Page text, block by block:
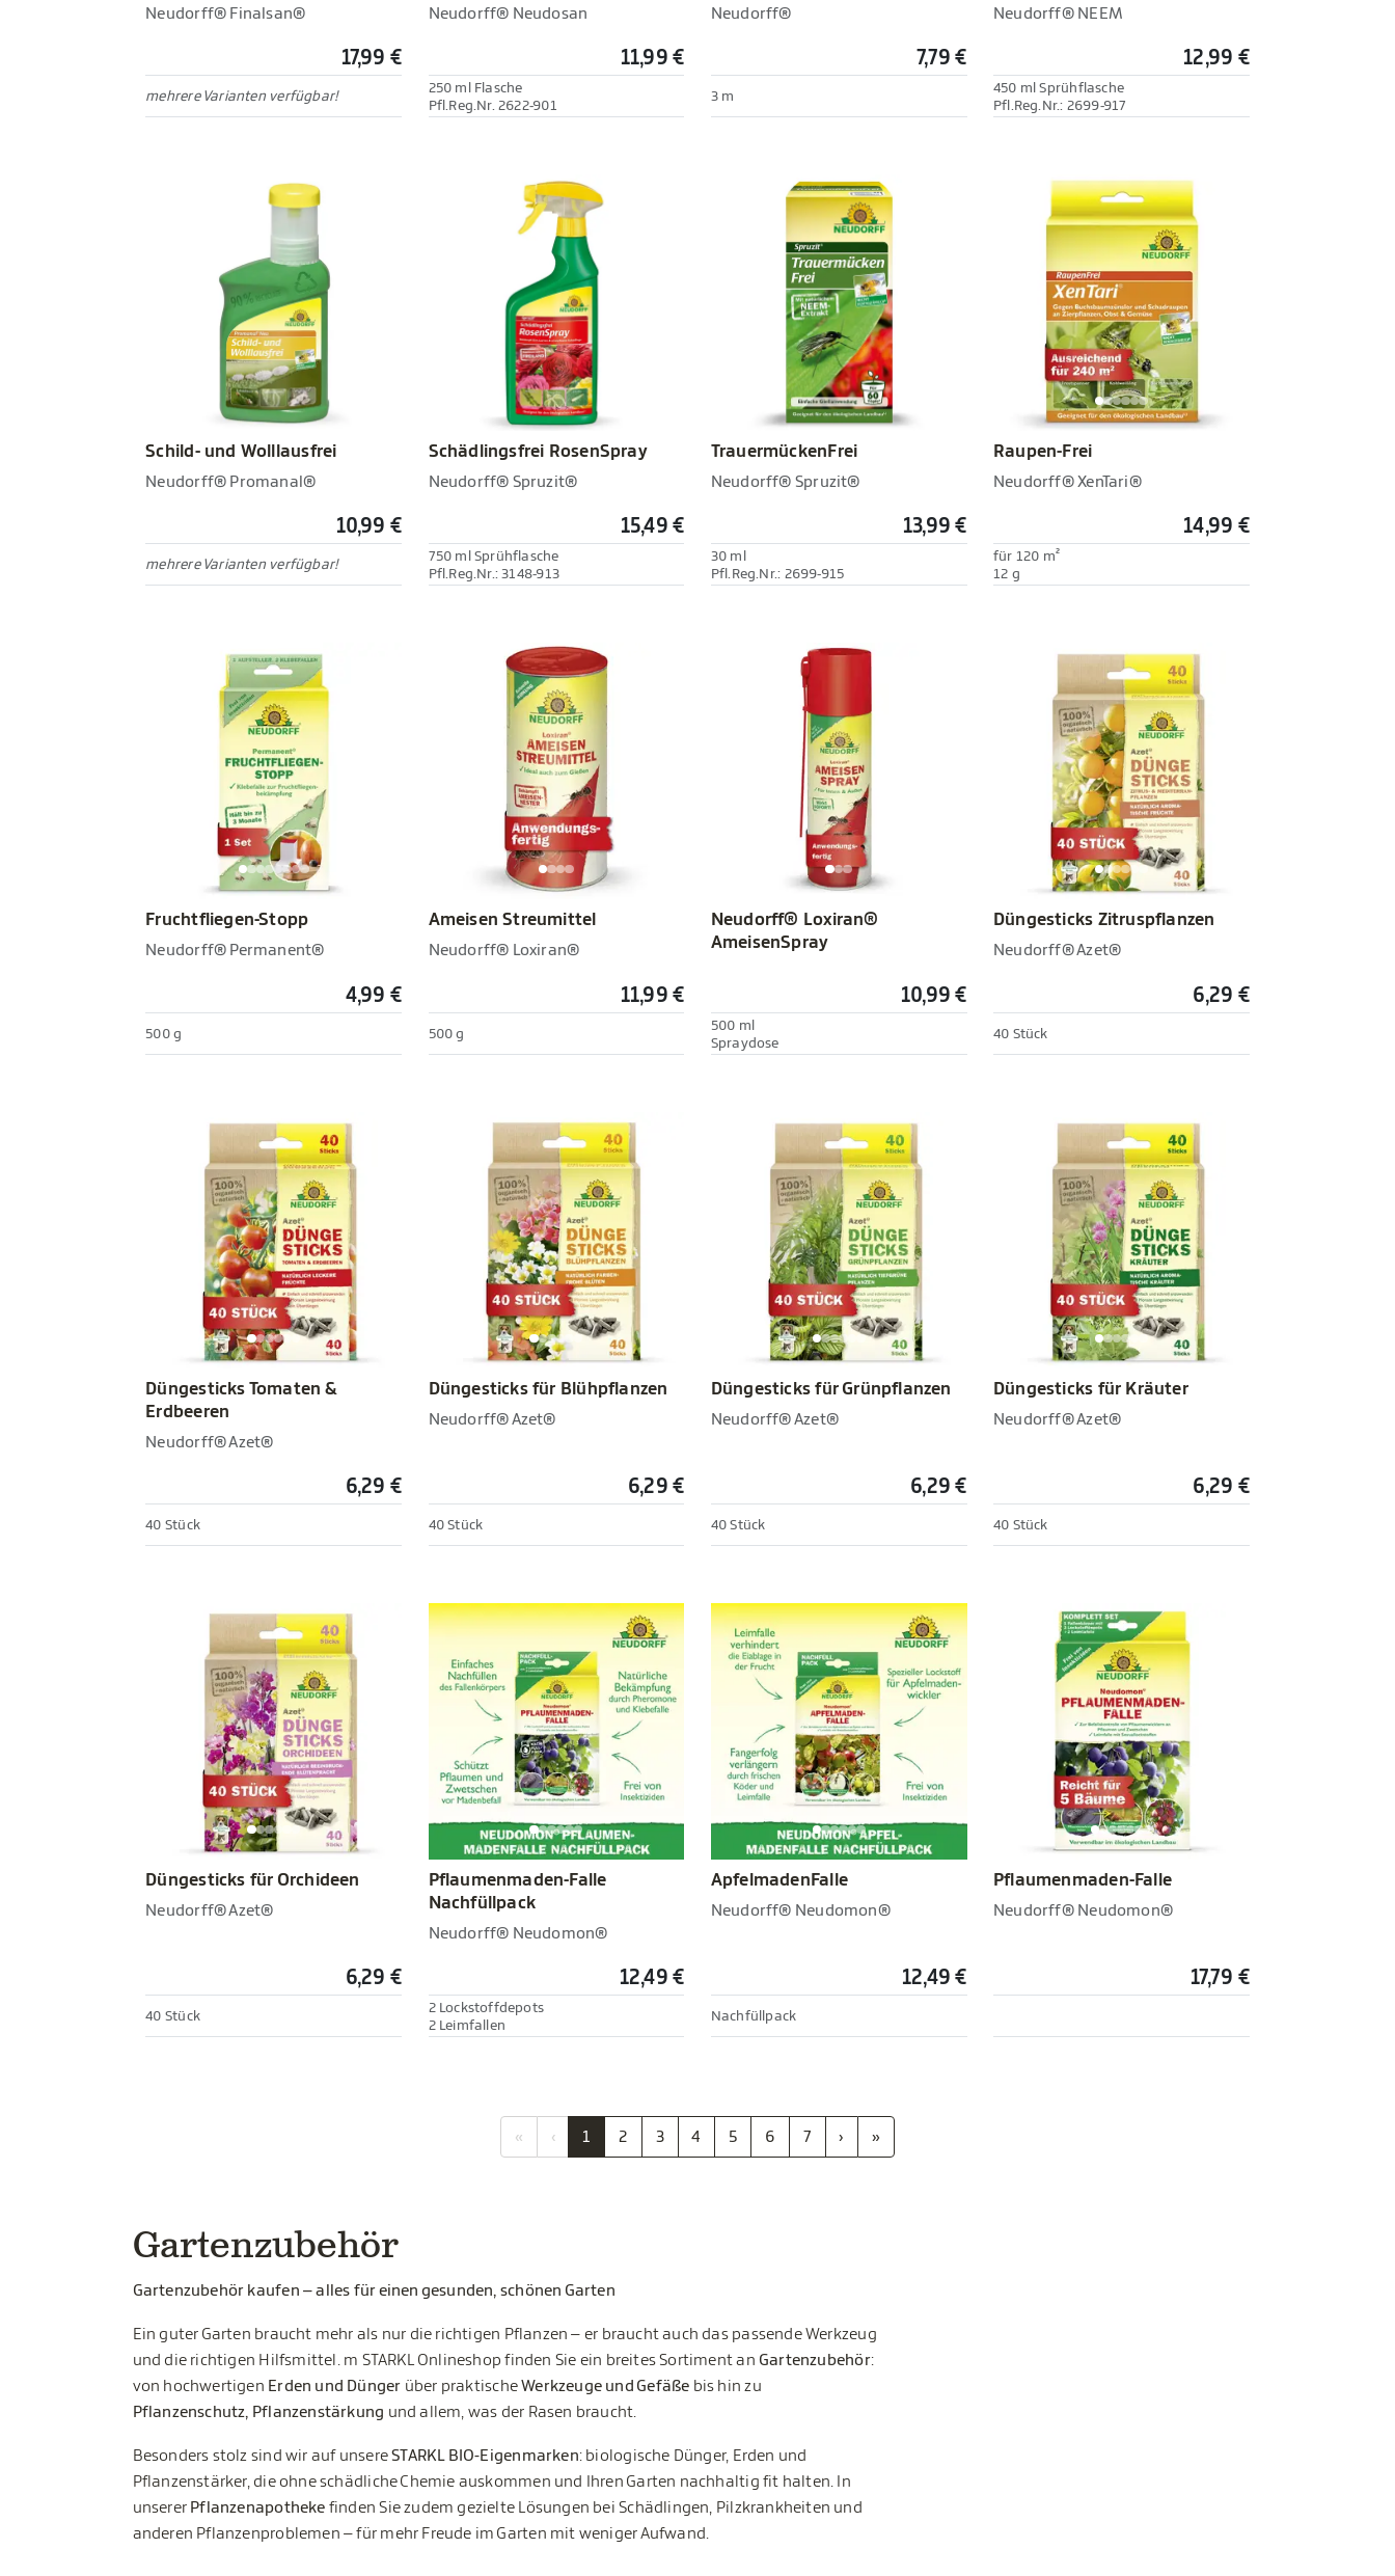
Neudorff® Finalsan®
17,99 €
mehrere Varianten verfügbar!
Neudorff® Neudosan
11,99 €
250 ml Flasche
Pfl.Reg.Nr. 2622-901
Neudorff®
7,79 €
3 m
Neudorff® NEEM
12,99 €
450 ml Sprühflasche
Pfl.Reg.Nr.: 2699-917
Schild- und Wolllausfrei
Neudorff® Promanal®
10,99 €
mehrere Varianten verfügbar!
Schädlingsfrei RosenSpray
Neudorff® Spruzit®
15,49 €
750 ml Sprühflasche
Pfl.Reg.Nr.: 3148-913
TrauermückenFrei
Neudorff® Spruzit®
13,99 €
30 ml
Pfl.Reg.Nr.: 2699-915
Raupen-Frei
Neudorff® XenTari®
14,99 €
für 120 m²
12 g
Fruchtfliegen-Stopp
Neudorff® Permanent®
4,99 €
500 g
Ameisen Streumittel
Neudorff® Loxiran®
11,99 €
500 g
Neudorff® Loxiran®
AmeisenSpray
10,99 €
500 ml
Spraydose
Düngesticks Zitruspflanzen
Neudorff® Azet®
6,29 €
40 Stück
Düngesticks Tomaten &
Erdbeeren
Neudorff® Azet®
6,29 €
40 Stück
Düngesticks für Blühpflanzen
Neudorff® Azet®
6,29 €
40 Stück
Düngesticks für Grünpflanzen
Neudorff® Azet®
6,29 €
40 Stück
Düngesticks für Kräuter
Neudorff® Azet®
6,29 €
40 Stück
Düngesticks für Orchideen
Neudorff® Azet®
6,29 €
40 Stück
Pflaumenmaden-Falle
Nachfüllpack
Neudorff® Neudomon®
12,49 €
2 Lockstoffdepots
2 Leimfallen
ApfelmadenFalle
Neudorff® Neudomon®
12,49 €
Nachfüllpack
Pflaumenmaden-Falle
Neudorff® Neudomon®
17,79 €
« ‹ 1 2 3 4 5 6 7 › »
Gartenzubehör
Gartenzubehör kaufen – alles für einen gesunden, schönen Garten
Ein guter Garten braucht mehr als nur die richtigen Pflanzen – er braucht auch das passende Werkzeug
und die richtigen Hilfsmittel. m STARKL Onlineshop finden Sie ein breites Sortiment an Gartenzubehör:
von hochwertigen Erden und Dünger über praktischeWerkzeuge und Gefäße bis hin zu
Pflanzenschutz, Pflanzenstärkung und allem, was der Rasen braucht.
Besonders stolz sind wir auf unsereSTARKL BIO-Eigenmarken: biologische Dünger, Erden und
Pflanzenstärker, die ohne schädliche Chemie auskommen und Ihren Garten nachhaltig fit halten. In
unserer Pflanzenapotheke finden Sie zudem gezielte Lösungen bei Schädlingen, Pilzkrankheiten und
anderen Pflanzenproblemen – für mehr Freude im Garten mit weniger Aufwand.